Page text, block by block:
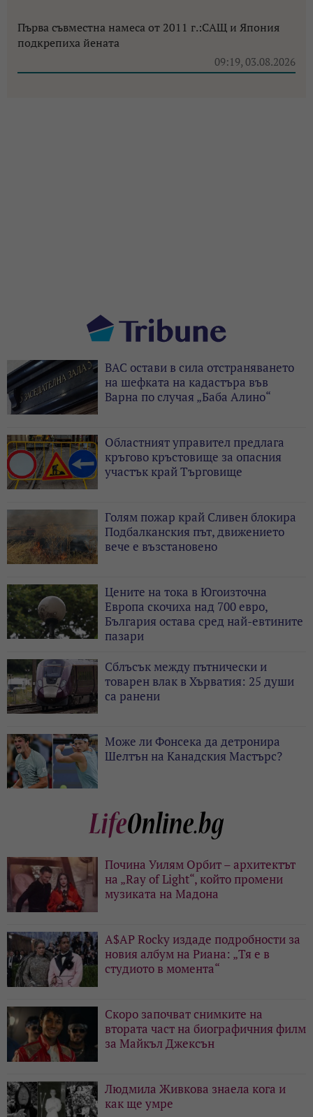
Първа съвместна намеса от 2011 г.:САЩ и Япония
подкрепиха йената
09:19, 03.08.2026
ВАС остави в сила отстраняването
на шефката на кадастъра във
Варна по случая „Баба Алино“
Областният управител предлага
кръгово кръстовище за опасния
участък край Търговище
Голям пожар край Сливен блокира
Подбалканския път, движението
вече е възстановено
Цените на тока в Югоизточна
Европа скочиха над 700 евро,
България остава сред най-евтините
пазари
Сблъсък между пътнически и
товарен влак в Хърватия: 25 души
са ранени
Може ли Фонсека да детронира
Шелтън на Канадския Мастърс?
Почина Уилям Орбит – архитектът
на „Ray of Light“, който промени
музиката на Мадона
A$AP Rocky издаде подробности за
новия албум на Риана: „Тя е в
студиото в момента“
Скоро започват снимките на
втората част на биографичния филм
за Майкъл Джексън
Людмила Живкова знаела кога и
как ще умре